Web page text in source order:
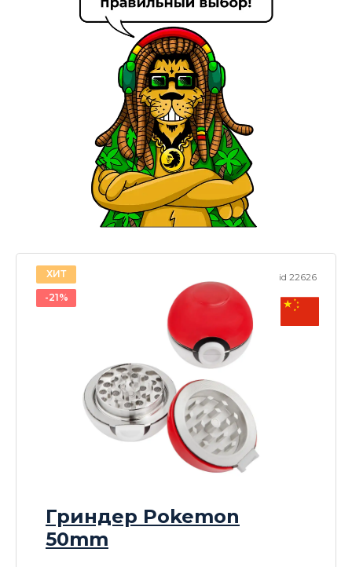
id 22626
ХИТ
-21%
Гриндер Pokemon
50mm